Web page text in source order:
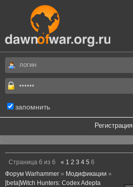
запомнить
Регистрация
.
Страница 6 из 6 « 1 2 3 4 5 6
Форум Warhammer » Модификации »
[beta]Witch Hunters: Codex Adepta